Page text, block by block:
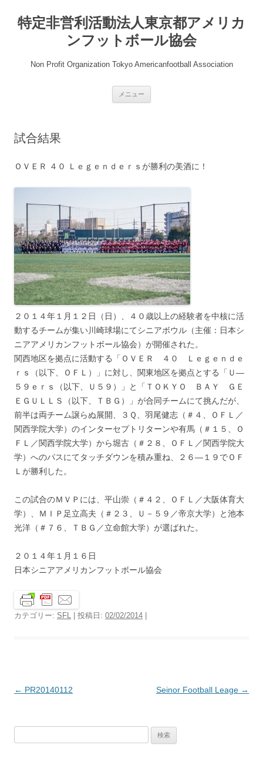
テ
ン
特定非営利活動法人東京都アメリカ
ンフットボール協会
Non Profit Organization Tokyo Americanfootball Association
メニュー
試合結果
ＯＶＥＲ ４０ Ｌｅｇｅｎｄｅｒｓが勝利の美酒に！
２０１４年１月１２日（日）、４０歳以上の経験者を中核に活
動するチームが集い川崎球場にてシニアボウル（主催：日本シ
ニアアメリカンフットボール協会）が開催された。
関西地区を拠点に活動する「ＯＶＥＲ ４０ Ｌｅｇｅｎｄｅ
ｒｓ（以下、ＯＦＬ）」に対し、関東地区を拠点とする「Ｕ―
５９ｅｒｓ（以下、Ｕ５９）」と「ＴＯＫＹＯ ＢＡＹ ＧＥ
ＥＧＵＬＬＳ（以下、ＴＢＧ）」が合同チームにて挑んだが、
前半は両チーム譲らぬ展開、３Ｑ、羽尾健志（＃４、ＯＦＬ／
関西学院大学）のインターセプトリターンや有馬（＃１５、Ｏ
ＦＬ／関西学院大学）から堀古（＃２８、ＯＦＬ／関西学院大
学）へのパスにてタッチダウンを積み重ね、２６―１９でＯＦ
Ｌが勝利した。
この試合のＭＶＰには、平山崇（＃４２、ＯＦＬ／大阪体育大
学）、ＭＩＰ足立高夫（＃２３、Ｕ－５９／帝京大学）と池本
光洋（＃７６、ＴＢＧ／立命館大学）が選ばれた。
２０１４年１月１６日
日本シニアアメリカンフットボール協会
カテゴリー: SFL | 投稿日: 02/02/2014
投
← PR20140112 Seinor Football Leage →